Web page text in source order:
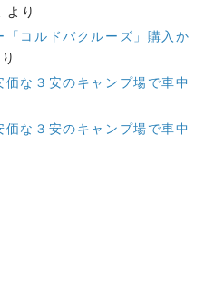
より
コルドバクルーズ」購入か
な３安のキャンプ場で車中
な３安のキャンプ場で車中